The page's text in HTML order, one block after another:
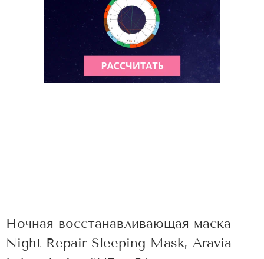
Ночная восстанавливающая маска
Night Repair Sleeping Mask, Aravia